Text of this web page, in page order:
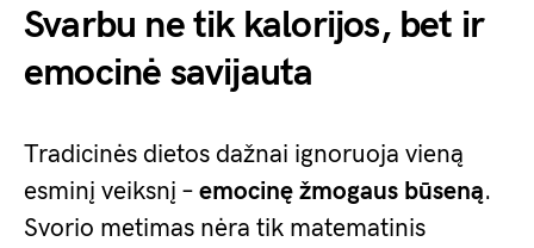
Svarbu ne tik kalorijos, bet ir
emocinė savijauta
Tradicinės dietos dažnai ignoruoja vieną
esminį veiksnį – emocinę žmogaus būseną.
Svorio metimas nėra tik matematinis